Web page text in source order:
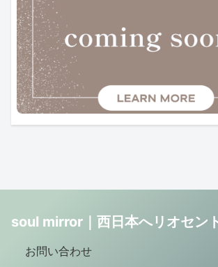
soul mirror｜西日本へリオセン
お問い合わせ